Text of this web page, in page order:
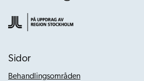
Sidor
Behandlingsområden